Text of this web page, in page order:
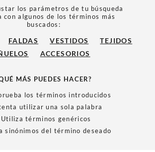
los parámetros de tu búsqueda
con algunos de los términos más
buscados:
FALDAS VESTIDOS
TEJIDOS
ACCESORIOS
MÁS PUEDES HACER?
los términos introducidos
utilizar una sola palabra
términos genéricos
sinónimos del término deseado